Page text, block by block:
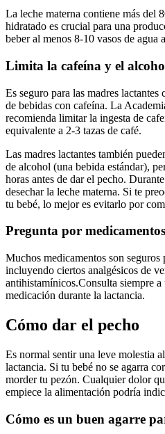
La leche materna contiene más del
hidratado es crucial para una
beber al menos 8-10 vasos de agua
Limita la cafeína y el
Es seguro para las madres
de bebidas con cafeína. La
recomienda limitar la ingesta de
equivalente a 2-3 tazas de café.
Las madres lactantes también
de alcohol (una bebida estándar),
horas antes de dar el pecho.
desechar la leche materna. Si te
tu bebé, lo mejor es evitarlo por
Pregunta por medicamentos
Muchos medicamentos son seguros
incluyendo ciertos analgésicos de
antihistamínicos.Consulta siempre
medicación durante la lactancia.
Cómo dar el pecho
Es normal sentir una leve molestia
lactancia. Si tu bebé no se agarra
morder tu pezón. Cualquier dolor
empiece la alimentación podría
Cómo es un buen agarre